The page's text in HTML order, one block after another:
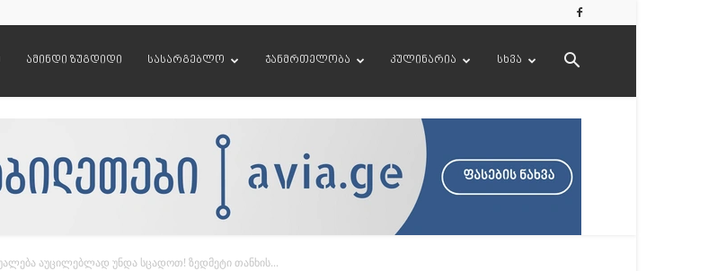
ამინდი ზუგდიდი სასარგებლო ჯანმრთელობა კულინარია სხვა
აუცილებლად უნდა სცადოთ! ზედმეტი თანხის...